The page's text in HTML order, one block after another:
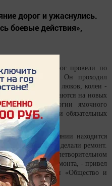
дорог и ужаснулись.
боевые действия»,
и качества дорог провели по
Путина. Он проходил
просадки люков, колеи -
часто встречаются на новых
технологии ямочного
один из десяти обязательных
игнорируется.
в каком состоянии находится
2015 года делали ремонт.
в неудовлетворительном
капитального ремонта, - привел
рабочей группы «Общество и